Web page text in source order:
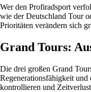
Wer den Profiradsport
wie der Deutschland Tour
Prioritäten verändern sich
Grand Tours:
Die drei großen Grand
Regenerationsfähigkeit und
kontrollieren und